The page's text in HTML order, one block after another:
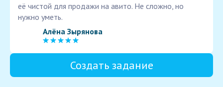
её чистой для продажи на авито. Не сложно, но
нужно уметь.
Алёна Зырянова
Создать задание